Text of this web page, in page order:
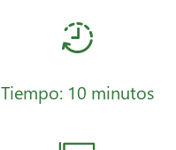
Tiempo: 10 minutos